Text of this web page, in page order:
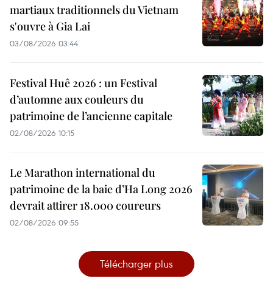
martiaux traditionnels du Vietnam
s'ouvre à Gia Lai
03/08/2026 03:44
Festival Huê 2026 : un Festival
d’automne aux couleurs du
patrimoine de l’ancienne capitale
02/08/2026 10:15
Le Marathon international du
patrimoine de la baie d’Ha Long 2026
devrait attirer 18.000 coureurs
02/08/2026 09:55
Télécharger plus